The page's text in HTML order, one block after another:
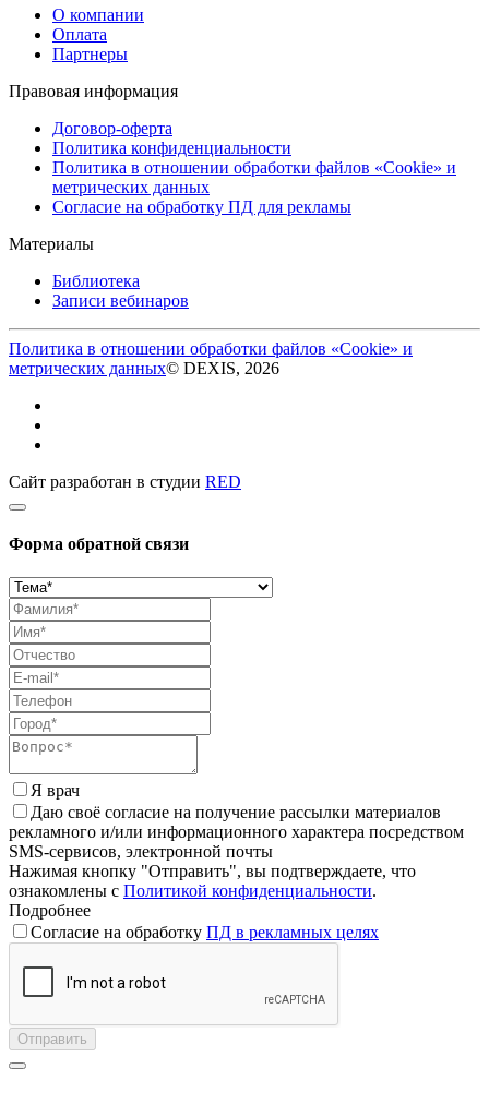
О компании
Оплата
Партнеры
Правовая информация
Договор-оферта
Политика конфиденциальности
Политика в отношении обработки файлов «Cookie» и
метрических данных
Согласие на обработку ПД для рекламы
Материалы
Библиотека
Записи вебинаров
Политика в отношении обработки файлов «Cookie» и
метрических данных© DEXIS, 2026
Сайт разработан в студии RED
Форма обратной связи
Я врач
Даю своё согласие на получение рассылки материалов
рекламного и/или информационного характера посредством
SMS-сервисов, электронной почты
Нажимая кнопку "Отправить", вы подтверждаете, что
ознакомлены с Политикой конфиденциальности.
Подробнее
Согласие на обработку ПД в рекламных целях
Отправить